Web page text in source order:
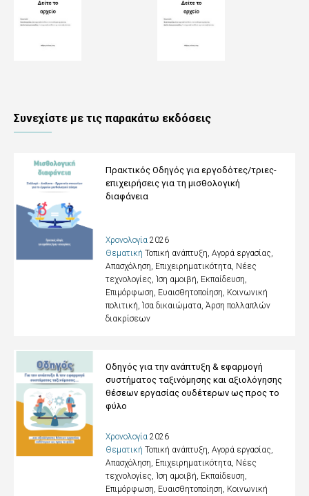
Συνεχίστε με τις παρακάτω εκδόσεις
Πρακτικός Οδηγός για εργοδότες/τριες-
επιχειρήσεις για τη μισθολογική
διαφάνεια
Χρονολογία2026
ΘεματικήΤοπική ανάπτυξη, Αγορά εργασίας,
Απασχόληση, Επιχειρηματικότητα, Νέες
τεχνολογίες, Ίση αμοιβή Εκπαίδευση,
Επιμόρφωση, Ευαισθητοποίηση Κοινωνική
πολιτική, Ίσα δικαιώματα, Άρση πολλαπλών
διακρίσεων
Οδηγός για την ανάπτυξη & εφαρμογή
συστήματος ταξινόμησης και αξιολόγησης
θέσεων εργασίας ουδέτερων ως προς το
φύλο
Χρονολογία2026
ΘεματικήΤοπική ανάπτυξη, Αγορά εργασίας,
Απασχόληση, Επιχειρηματικότητα, Νέες
τεχνολογίες, Ίση αμοιβή Εκπαίδευση,
Επιμόρφωση, Ευαισθητοποίηση Κοινωνική